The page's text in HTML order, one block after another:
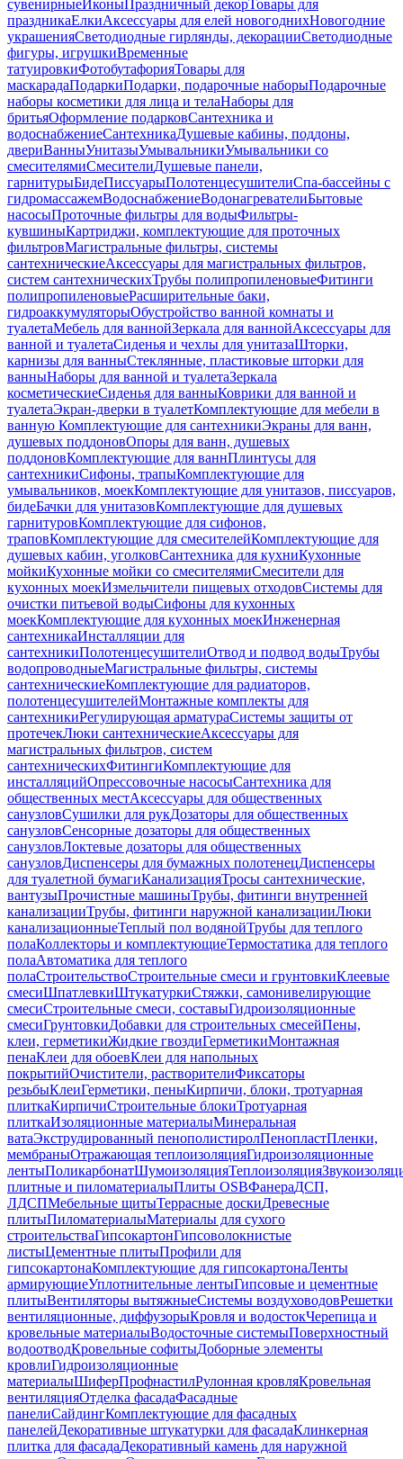
сувенирныеИконыПраздничный декорТовары для
праздникаЕлкиАксессуары для елей новогоднихНовогодние
украшенияСветодиодные гирлянды, декорацииСветодиодные
фигуры, игрушкиВременные
татуировкиФотобутафорияТовары для
маскарадаПодаркиПодарки, подарочные наборыПодарочные
наборы косметики для лица и телаНаборы для
бритьяОформление подарковСантехника и
водоснабжениеСантехникаДушевые кабины, поддоны,
двериВанныУнитазыУмывальникиУмывальники со
смесителямиСмесителиДушевые панели,
гарнитурыБидеПиссуарыПолотенцесушителиСпа-бассейны с
гидромассажемВодоснабжениеВодонагревателиБытовые
насосыПроточные фильтры для водыФильтры-
кувшиныКартриджи, комплектующие для проточных
фильтровМагистральные фильтры, системы
сантехническиеАксессуары для магистральных фильтров,
систем сантехническихТрубы полипропиленовыеФитинги
полипропиленовыеРасширительные баки,
гидроаккумуляторыОбустройство ванной комнаты и
туалетаМебель для ваннойЗеркала для ваннойАксессуары для
ванной и туалетаСиденья и чехлы для унитазаШторки,
карнизы для ванныСтеклянные, пластиковые шторки для
ванныНаборы для ванной и туалетаЗеркала
косметическиеСиденья для ванныКоврики для ванной и
туалетаЭкран-дверки в туалетКомплектующие для мебели в
ванную Комплектующие для сантехникиЭкраны для ванн,
душевых поддоновОпоры для ванн, душевых
поддоновКомплектующие для ваннПлинтусы для
сантехникиСифоны, трапыКомплектующие для
умывальников, моекКомплектующие для унитазов, писсуаров,
бидеБачки для унитазовКомплектующие для душевых
гарнитуровКомплектующие для сифонов,
траповКомплектующие для смесителейКомплектующие для
душевых кабин, уголковСантехника для кухниКухонные
мойкиКухонные мойки со смесителямиСмесители для
кухонных моекИзмельчители пищевых отходовСистемы для
очистки питьевой водыСифоны для кухонных
моекКомплектующие для кухонных моекИнженерная
сантехникаИнсталляции для
сантехникиПолотенцесушителиОтвод и подвод водыТрубы
водопроводныеМагистральные фильтры, системы
сантехническиеКомплектующие для радиаторов,
полотенцесушителейМонтажные комплекты для
сантехникиРегулирующая арматураСистемы защиты от
протечекЛюки сантехническиеАксессуары для
магистральных фильтров, систем
сантехническихФитингиКомплектующие для
инсталляцийОпрессовочные насосыСантехника для
общественных местАксессуары для общественных
санузловСушилки для рукДозаторы для общественных
санузловСенсорные дозаторы для общественных
санузловЛоктевые дозаторы для общественных
санузловДиспенсеры для бумажных полотенецДиспенсеры
для туалетной бумагиКанализацияТросы сантехнические,
вантузыПрочистные машиныТрубы, фитинги внутренней
канализацииТрубы, фитинги наружной канализацииЛюки
канализационныеТеплый пол водянойТрубы для теплого
полаКоллекторы и комплектующиеТермостатика для теплого
полаАвтоматика для теплого
полаСтроительствоСтроительные смеси и грунтовкиКлеевые
смесиШпатлевкиШтукатуркиСтяжки, самонивелирующие
смесиСтроительные смеси, составыГидроизоляционные
смесиГрунтовкиДобавки для строительных смесейПены,
клеи, герметикиЖидкие гвоздиГерметикиМонтажная
пенаКлеи для обоевКлеи для напольных
покрытийОчистители, растворителиФиксаторы
резьбыКлеиГерметики, пеныКирпичи, блоки, тротуарная
плиткаКирпичиСтроительные блокиТротуарная
плиткаИзоляционные материалыМинеральная
ватаЭкструдированный пенополистиролПенопластПленки,
мембраныОтражающая теплоизоляцияГидроизоляционные
лентыПоликарбонатШумоизоляцияТеплоизоляция
плитные и пиломатериалыПлиты OSBФанераДСП,
ЛДСПМебельные щитыТеррасные доскиДревесные
плитыПиломатериалыМатериалы для сухого
строительстваГипсокартонГипсоволокнистые
листыЦементные плитыПрофили для
гипсокартонаКомплектующие для гипсокартонаЛенты
армирующиеУплотнительные лентыГипсовые и цементные
плитыВентиляторы вытяжныеСистемы воздуховодовРешетки
вентиляционные, диффузорыКровля и водостокЧерепица и
кровельные материалыВодосточные системыПоверхностный
водоотводКровельные софитыДоборные элементы
кровлиГидроизоляционные
материалыШиферПрофнастилРулонная кровляКровельная
вентиляцияОтделка фасадаФасадные
панелиСайдингКомплектующие для фасадных
панелейДекоративные штукатурки для фасадаКлинкерная
плитка для фасадаДекоративный камень для наружной